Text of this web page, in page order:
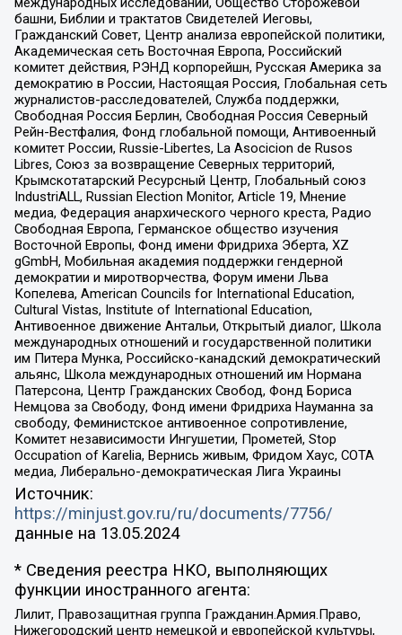
башни, Библии и трактатов Свидетелей Иеговы,
Гражданский Совет, Центр анализа европейской политики,
Академическая сеть Восточная Европа, Российский
комитет действия, РЭНД корпорейшн, Русская Америка за
демократию в России, Настоящая Россия, Глобальная сеть
журналистов-расследователей, Служба поддержки,
Свободная Россия Берлин, Свободная Россия Северный
Рейн-Вестфалия, Фонд глобальной помощи, Антивоенный
комитет России, Russie-Libertes, La Asocicion de Rusos
Libres, Союз за возвращение Северных территорий,
Крымскотатарский Ресурсный Центр, Глобальный союз
IndustriALL, Russian Election Monitor, Article 19, Мнение
медиа, Федерация анархического черного креста, Радио
Свободная Европа, Германское общество изучения
Восточной Европы, Фонд имени Фридриха Эберта, XZ
gGmbH, Мобильная академия поддержки гендерной
демократии и миротворчества, Форум имени Льва
Копелева, American Councils for International Education,
Cultural Vistas, Institute of International Education,
Антивоенное движение Антальи, Открытый диалог, Школа
международных отношений и государственной политики
им Питера Мунка, Российско-канадский демократический
альянс, Школа международных отношений им Нормана
Патерсона, Центр Гражданских Свобод, Фонд Бориса
Немцова за Свободу, Фонд имени Фридриха Науманна за
свободу, Феминистское антивоенное сопротивление,
Комитет независимости Ингушетии, Прометей, Stop
Occupation of Karelia, Вернись живым, Фридом Хаус, СОТА
медиа, Либерально-демократическая Лига Украины
Источник:
https://minjust.gov.ru/ru/documents/7756/
данные на 13.05.2024
* Сведения реестра НКО, выполняющих
функции иностранного агента:
Лилит, Правозащитная группа Гражданин.Армия.Право,
Нижегородский центр немецкой и европейской культуры,